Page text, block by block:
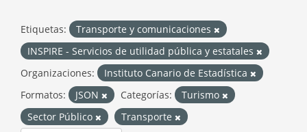
Etiquetas:
Transporte y comunicaciones
INSPIRE - Servicios de utilidad pública y estatales
Organizaciones:
Instituto Canario de Estadística
Formatos:
JSON Categorías:
Turismo
Sector Público
Transporte